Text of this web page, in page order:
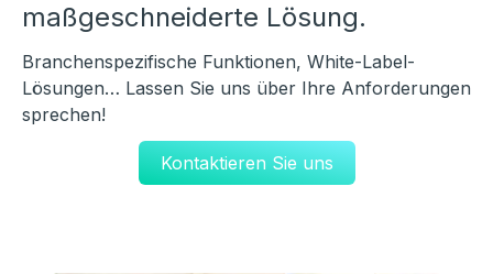
maßgeschneiderte Lösung.
Branchenspezifische Funktionen, White-Label-
Lösungen… Lassen Sie uns über Ihre Anforderungen
sprechen!
Kontaktieren Sie uns